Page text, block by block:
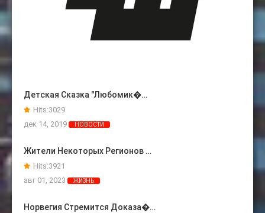
Детская Сказка "Любомик�…
Hits:3029
дек 14, 2019
НОВОСТИ
Жители Некоторых Регионов …
Hits:3921
авг 01, 2023
ЖИЗНЬ
Норвегия Стремится Доказа�…